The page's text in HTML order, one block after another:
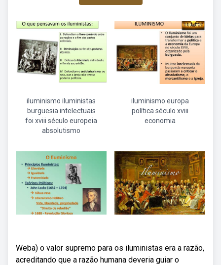
iluminismo iluministas
burguesia intelectuais
foi xviii século europeia
absolutismo
iluminismo europa
política século xviii
economia
Weba) o valor supremo para os iluministas era a razão,
acreditando que a razão humana deveria guiar o